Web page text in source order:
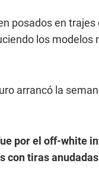
posados en
los
arrancó la
por el off-white
con tiras